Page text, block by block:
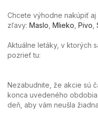
Chcete výhodne nakúpiť
zľavy: Maslo Mlieko Pivo
Aktuálne letáky, v ktorých
pozrieť tu:
Nezabudnite, že akcie sú
konca uvedeného
deň, aby vám neušla